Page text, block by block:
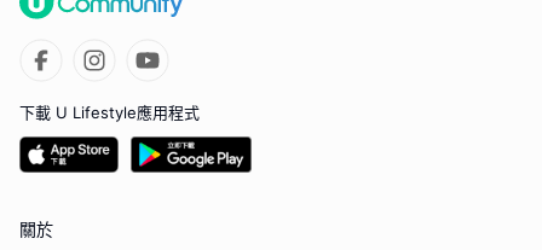
下載 U Lifestyle應用程式
關於